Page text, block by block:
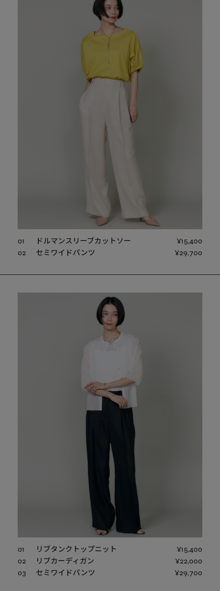
01 ドルマンスリーブカットソー
¥15,400
02
セミワイドパンツ ¥29,700
01 リブタンクトップニット
¥15,400
02
リブカーディガン
¥22,000
03
セミワイドパンツ ¥29,700